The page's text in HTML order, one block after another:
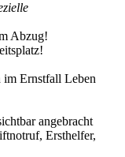
Abzug!
im Ernstfall Leben
angebracht
Ersthelfer,